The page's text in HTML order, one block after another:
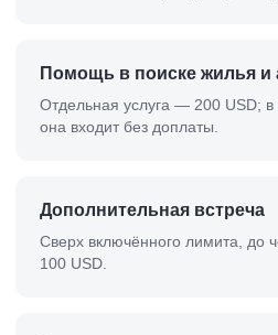
Помощь в поиске жилья и
Отдельная услуга — 200 USD;
она входит без доплаты.
Дополнительная встреча
Сверх включённого лимита, до
100 USD.